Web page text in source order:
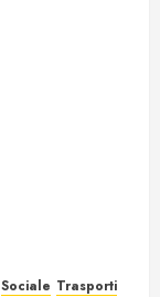
Sociale Trasporti